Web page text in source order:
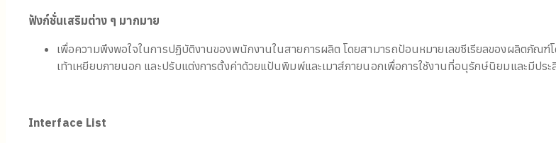
ฟังก์ชั่นเสริมต่าง ๆ มากมาย
เพื่อความพึงพอใจในการปฏิบัติงานของพนักงานในสายการผลิต โดยสามารถป้อนหมายเลขซีเรียลของผลิตภัณ
เท้าเหยียบภายนอก และปรับแต่งการตั้งค่าด้วยแป้นพิมพ์และเมาส์ภายนอกเพื่อการใช้งานที่อนุรักษ์นิยมและมีปร
Interface List